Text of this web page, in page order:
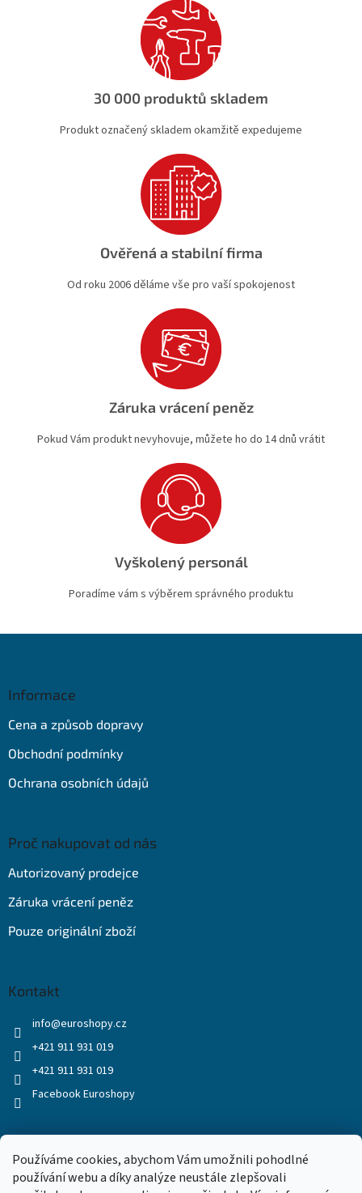
Používáme cookies, abychom Vám umožnili pohodlné
používání webu a díky analýze neustále zlepšovali
30 000 produktů skladem
Produkt označený skladem okamžitě expedujeme
Ověřená a stabilní firma
Od roku 2006 děláme vše pro vaší spokojenost
Záruka vrácení peněz
Pokud Vám produkt nevyhovuje, můžete ho do 14 dnů vrátit
Vyškolený personál
Poradíme vám s výběrem správného produktu
Informace
Cena a způsob dopravy
Obchodní podmínky
Ochrana osobních údajů
Proč nakupovat od nás
Autorizovaný prodejce
Záruka vrácení peněz
Pouze originální zboží
Kontakt
info@euroshopy.cz
+421 911 931 019
+421 911 931 019
Facebook Euroshopy